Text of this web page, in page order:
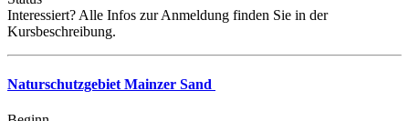
Interessiert? Alle Infos zur Anmeldung finden Sie in der
Kursbeschreibung.
Naturschutzgebiet Mainzer Sand